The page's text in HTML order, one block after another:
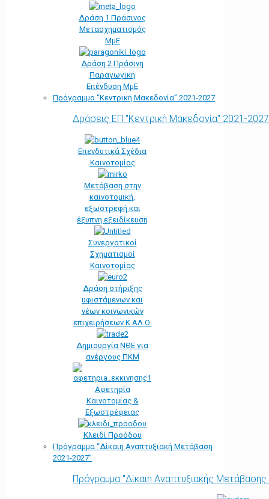
Δράση 1 Πράσινος
Μετασχηματισμός
ΜμΕ
Δράση 2 Πράσινη
Παραγωγική
Επένδυση ΜμΕ
Πρόγραμμα “Κεντρική Μακεδονία” 2021-2027
Δράσεις ΕΠ "Κεντρική Μακεδονία" 2021-2027
Επενδυτικά Σχέδια
Καινοτομίας
Μετάβαση στην
καινοτομική,
εξωστρεφή και
έξυπνη εξειδίκευση
Συνεργατικοί
Σχηματισμοί
Καινοτομίας
Δράση στήριξης
υφιστάμενων και
νέων κοινωνικών
επιχειρήσεων Κ.ΑΛ.Ο.
Δημιουργία ΝΘΕ για
ανέργους ΠΚΜ
Αφετηρία
Kαινοτομίας &
Εξωστρέφειας
Κλειδί Προόδου
Πρόγραμμα “Δίκαιη Αναπτυξιακή Μετάβαση
2021-2027”
Πρόγραμμα "Δίκαιη Αναπτυξιακής